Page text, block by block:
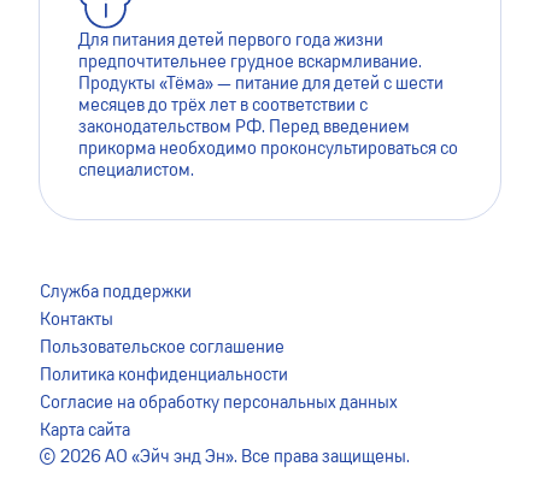
Для питания детей первого года жизни
предпочтительнее грудное вскармливание.
Продукты «Тёма» — питание для детей с шести
месяцев до трёх лет в соответствии с
законодательством РФ. Перед введением
прикорма необходимо проконсультироваться со
специалистом.
© 2026 АО «Эйч энд Эн». Все права защищены.
Служба поддержки
Контакты
Пользовательское соглашение
Политика конфиденциальности
Согласие на обработку персональных данных
Карта сайта
Это помогает нам сделать его более удобным для
пользователей. Оставаясь на сайте, вы даёте согласие на
сохранение файлов cookie на вашем устройстве. Для
более подробной информации ознакомьтесь с
Пользовательским соглашением